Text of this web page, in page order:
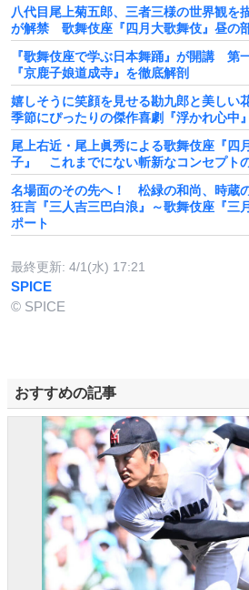
八代目尾上菊五郎、三者三様の世界観を
が解禁 歌舞伎座『四月大歌舞伎』昼の
『歌舞伎座で学ぶ日本舞踊』が開講 第
『京鹿子娘道成寺』を徹底解剖
嬉しそうに笑顔を見せる勘九郎と美し
季節にぴったりの傑作喜劇『浮かれ心中
尾上右近・尾上眞秀による歌舞伎座『四
子』 これまでにない斬新なコンセプト
名場面のその先へ！ 松緑の和尚、時蔵
狂言『三人吉三巴白浪』～歌舞伎座『三
ポート
最終更新: 4/1(水) 17:21
SPICE
© SPICE
おすすめの記事